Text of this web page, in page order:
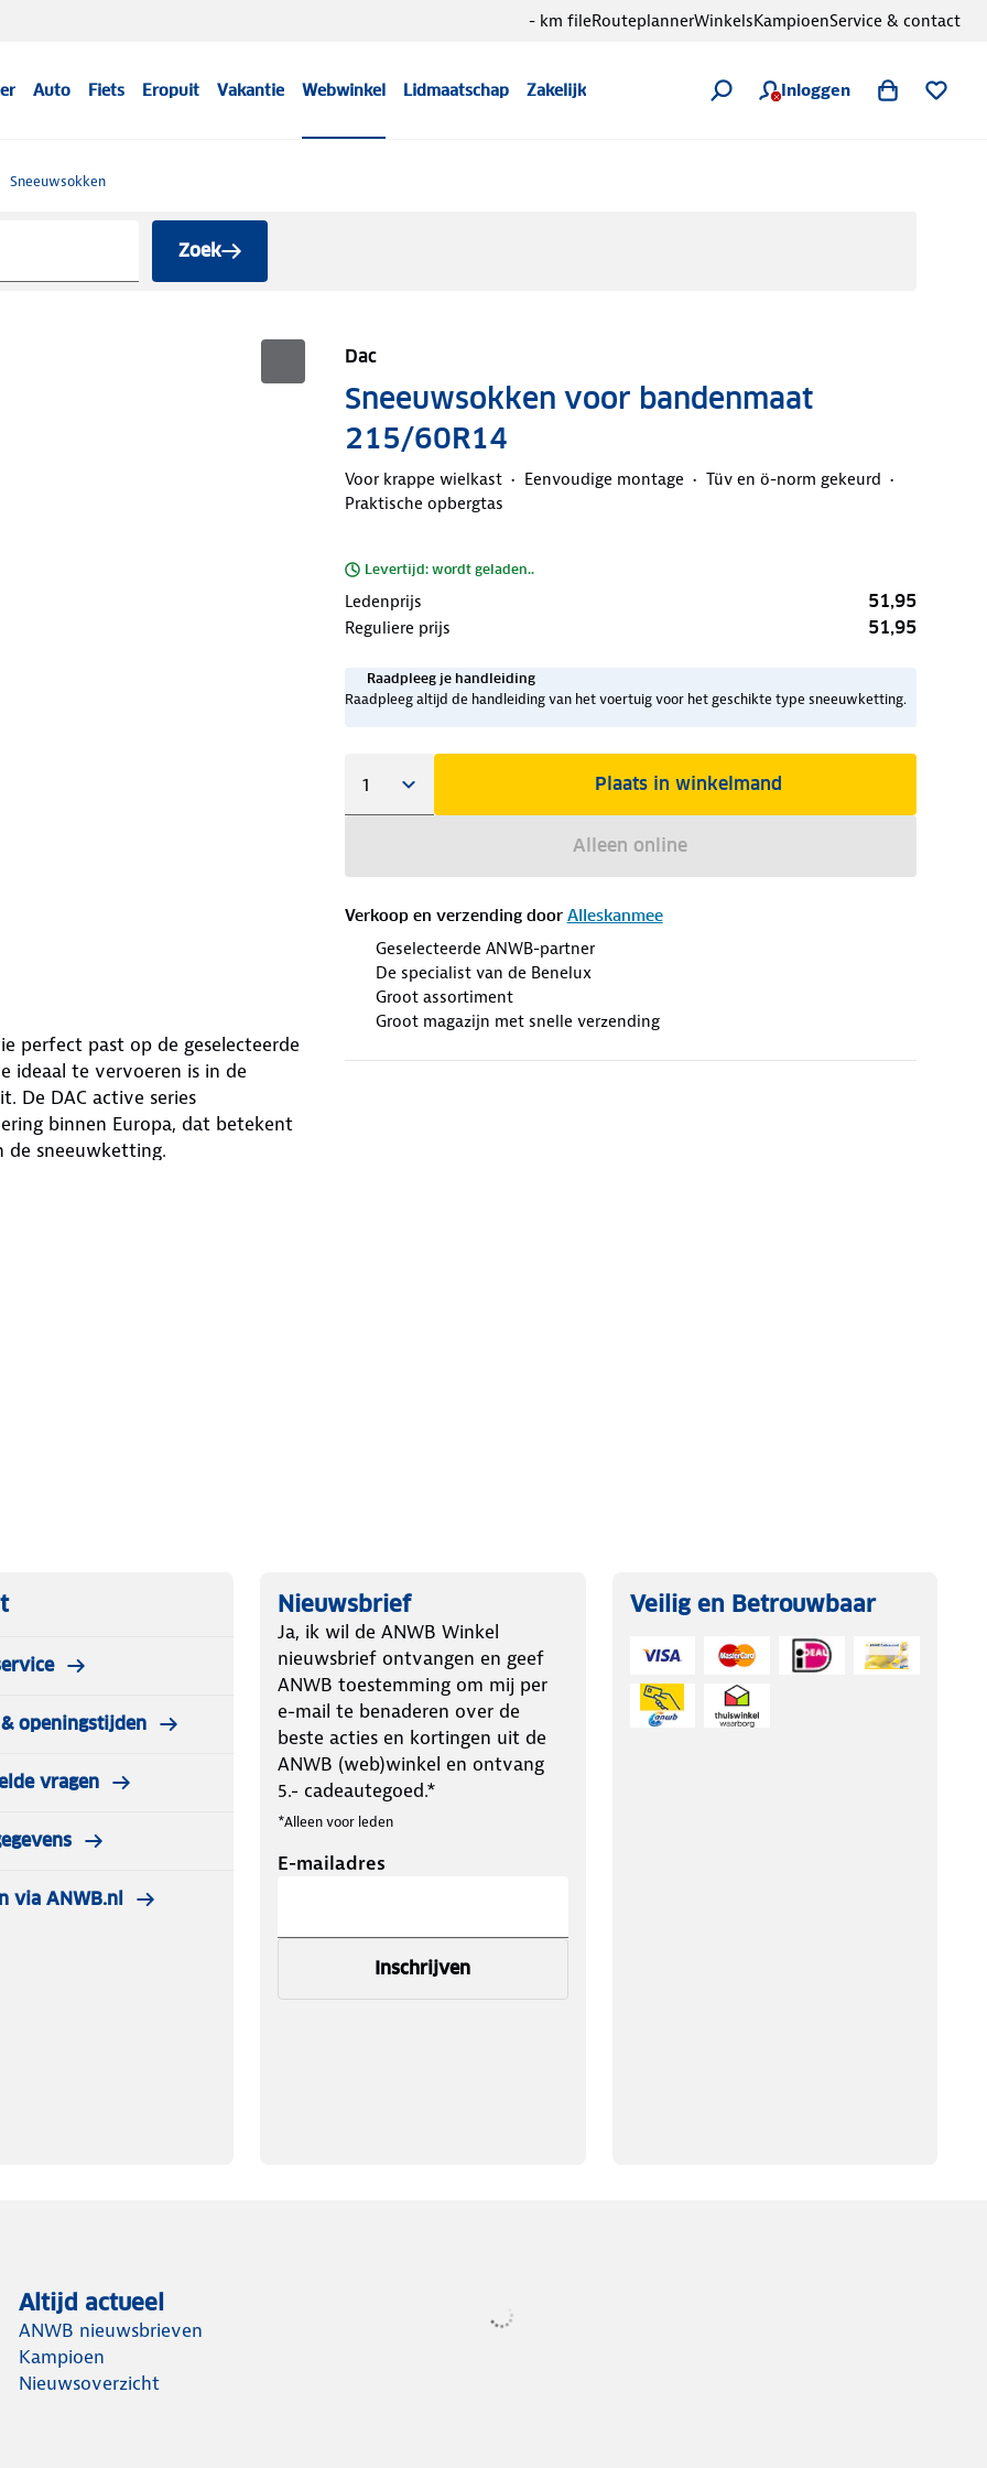
Auto Fiets Eropuit Vakantie Webwinkel Lidmaatschap Zakelijk Inloggen
- km fileRouteplannerWinkelsKampioenService & contact
Sneeuwsokken
Zoek
Dac
Sneeuwsokken voor bandenmaat
215/60R14
Voor krappe wielkast Eenvoudige montage
Tüv en ö-norm gekeurd
Praktische opbergtas
Levertijd: wordt geladen..
Ledenprijs 51,95
Reguliere prijs 51,95
Raadpleeg je handleiding
Raadpleeg altijd de handleiding van het voertuig voor het geschikte type sneeuwketting.
Plaats in winkelmand
Alleen online
Verkoop en verzending door Alleskanmee
Geselecteerde ANWB-partner
De specialist van de Benelux
Groot assortiment
Groot magazijn met snelle verzending
perfect past op de geselecteerde
ideaal te vervoeren is in de
De DAC active series
binnen Europa, dat betekent
sneeuwketting.
voor de momenten wanneer er
heeft het Europese keurmerk (EN-
zijn en gezien worden
in Oostenrijk). De DAC-
en bestelwagens. De
waar heel weinig ruimte achter
millimeter dik is.
60R14
1
eerste kunt pakken wanneer je ze
om met je knieën op te zitten,
openingstijden
vragen
via ANWB.nl
Nieuwsbrief
Ja, ik wil de ANWB Winkel
nieuwsbrief ontvangen en geef
ANWB toestemming om mij per
e-mail te benaderen over de
beste acties en kortingen uit de
ANWB (web)winkel en ontvang
5.- cadeautegoed.*
*Alleen voor leden
E-mailadres
Inschrijven
Veilig en Betrouwbaar
Altijd actueel
ANWB nieuwsbrieven
Kampioen
Nieuwsoverzicht